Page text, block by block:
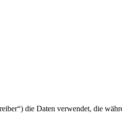
die Daten verwendet, die